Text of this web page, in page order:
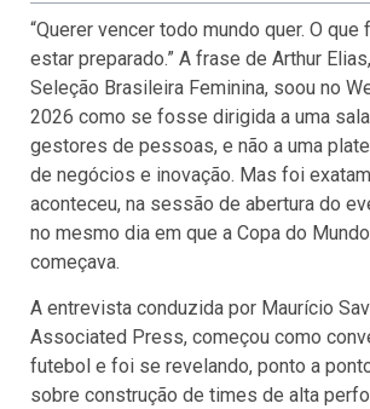
“Querer vencer todo mundo quer. O
estar preparado.” A frase de Arthur
Seleção Brasileira Feminina, soou no
2026 como se fosse dirigida a uma
gestores de pessoas, e não a uma
de negócios e inovação. Mas foi
aconteceu, na sessão de abertura do
no mesmo dia em que a Copa do
começava.
A entrevista conduzida por Maurício
Associated Press, começou como
futebol e foi se revelando, ponto a
sobre construção de times de alta